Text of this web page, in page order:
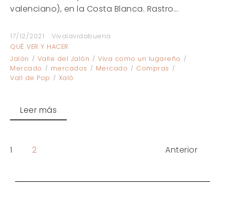
valenciano), en la Costa Blanca. Rastro...
17/12/2021
Vivalavidabuena
QUÉ VER Y HACER
Jalón
Valle del Jalón
Viva como un lugareño
Mercado
mercados Mercado
Compras
Vall de Pop
Xaló
Leer más
Anterior
1 2